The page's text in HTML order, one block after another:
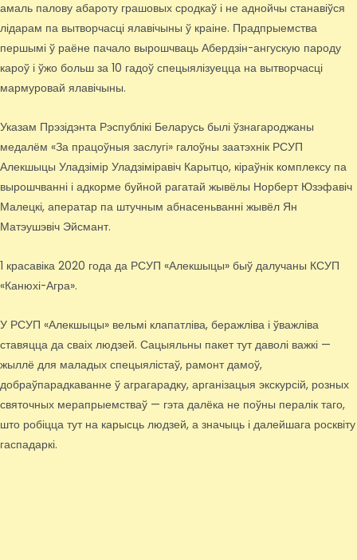
амаль палову абароту грашовых сродкаў і не аднойчы станавіўся
лідарам па вытворчасці ялавічыны ў краіне. Прадпрыемства
першымі ў раёне пачало вырошчваць Абердзін-ангускую пароду
кароў і ўжо больш за 10 гадоў спецыялізуецца на вытворчасці
мармуровай ялавічыны.
Указам Прэзідэнта Рэспублікі Беларусь былі ўзнагароджаны
медалём «За працоўныя заслугі» галоўны заатэхнік РСУП
Алекшыцы Уладзімір Уладзіміравіч Карытцо, кіраўнік комплексу па
вырошчванні і адкорме буйной рагатай жывёлы Норберт Юзэфавіч
Малецкі, аператар па штучным абнасеньванні жывёл Ян
Матэушэвіч Эйсмант.
1 красавіка 2020 года да РСУП «Алекшыцы» быў далучаны КСУП
«Канюхі-Агра».
У РСУП «Алекшыцы» вельмі клапатліва, беражліва і ўважліва
ставяцца да сваіх людзей. Сацыяльны пакет тут даволі важкі —
жыллё для маладых спецыялістаў, рамонт дамоў,
добраўпарадкаванне ў аграгарадку, арганізацыя экскурсій, розных
святочных мерапрыемстваў — гэта далёка не поўны пералік таго,
што робіцца тут на карысць людзей, а значыць і далейшага росквіту
гаспадаркі.